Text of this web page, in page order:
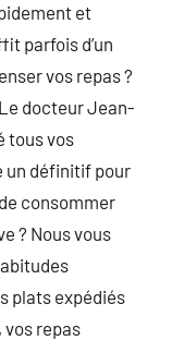
et
parfois d’un
vos repas ?
Le docteur Jean-
tous vos
un définitif pour
consommer
? Nous vous
plats expédiés
vos repas